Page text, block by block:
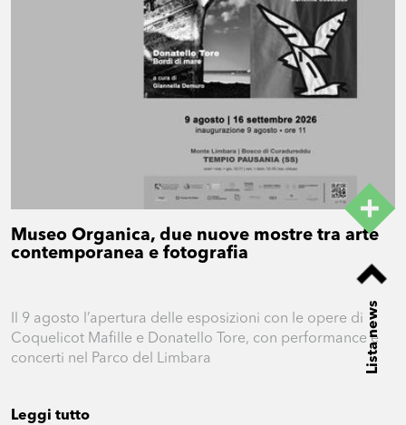
Museo Organica, due nuove mostre tra arte
contemporanea e fotografia
Il 9 agosto l’apertura delle esposizioni con le opere di
Coquelicot Mafille e Donatello Tore, con performance e
concerti nel Parco del Limbara
Leggi tutto
Lista news